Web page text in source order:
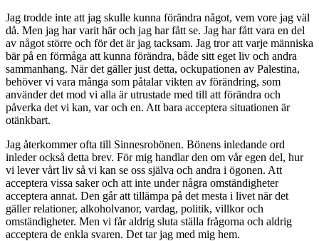
Jag trodde inte att jag skulle kunna förändra något, vem vore jag väl
då. Men jag har varit här och jag har fått se. Jag har fått vara en del
av något större och för det är jag tacksam. Jag tror att varje människa
bär på en förmåga att kunna förändra, både sitt eget liv och andra
sammanhang. När det gäller just detta, ockupationen av Palestina,
behöver vi vara många som påtalar vikten av förändring, som
använder det mod vi alla är utrustade med till att förändra och
påverka det vi kan, var och en. Att bara acceptera situationen är
otänkbart.
Jag återkommer ofta till Sinnesrobönen. Bönens inledande ord
inleder också detta brev. För mig handlar den om vår egen del, hur
vi lever vårt liv så vi kan se oss själva och andra i ögonen. Att
acceptera vissa saker och att inte under några omständigheter
acceptera annat. Den går att tillämpa på det mesta i livet när det
gäller relationer, alkoholvanor, vardag, politik, villkor och
omständigheter. Men vi får aldrig sluta ställa frågorna och aldrig
acceptera de enkla svaren. Det tar jag med mig hem.